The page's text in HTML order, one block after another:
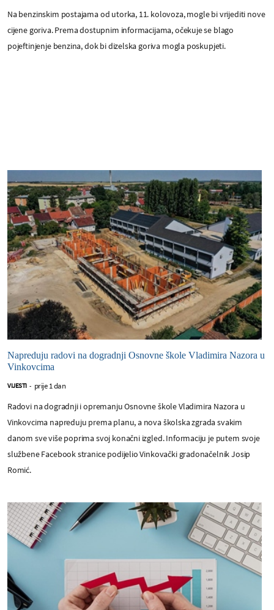
Na benzinskim postajama od utorka, 11. kolovoza, mogle bi vrijediti nove
cijene goriva. Prema dostupnim informacijama, očekuje se blago
pojeftinjenje benzina, dok bi dizelska goriva mogla poskupjeti.
Napreduju radovi na dogradnji Osnovne škole Vladimira Nazora u
Vinkovcima
VIJESTI - prije 1 dan
Radovi na dogradnji i opremanju Osnovne škole Vladimira Nazora u
Vinkovcima napreduju prema planu, a nova školska zgrada svakim
danom sve više poprima svoj konačni izgled. Informaciju je putem svoje
službene Facebook stranice podijelio Vinkovački gradonačelnik Josip
Romić.